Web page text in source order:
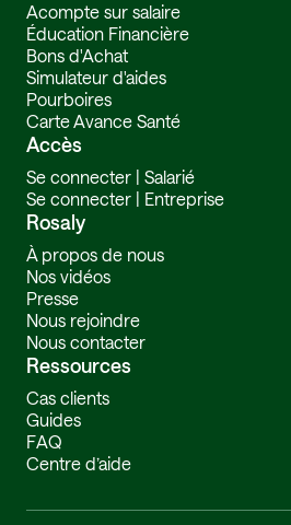
Acompte sur salaire
Éducation Financière
Bons d'Achat
Simulateur d'aides
Pourboires
Carte Avance Santé
Accès
Se connecter | Salarié
Se connecter | Entreprise
Rosaly
À propos de nous
Nos vidéos
Presse
Nous rejoindre
Nous contacter
Ressources
Cas clients
Guides
FAQ
Centre d’aide